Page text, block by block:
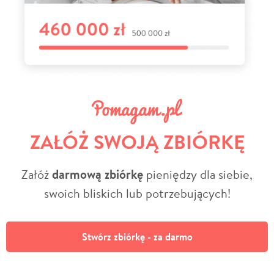
ZAŁÓŻ SWOJĄ ZBIÓRKĘ
Załóżdarmową zbiórkę pieniędzy dla siebie,
swoich bliskich lub potrzebujących!
Stwórz zbiórkę - za darmo